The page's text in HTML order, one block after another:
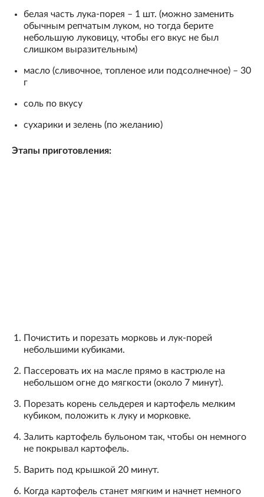
белая часть лука-порея – 1 шт. (можно заменить
обычным репчатым луком, но тогда берите
небольшую луковицу, чтобы его вкус не был
слишком выразительным)
масло (сливочное, топленое или подсолнечное) – 30
г
соль по вкусу
сухарики и зелень (по желанию)
Этапы приготовления:
Почистить и порезать морковь и лук-порей
небольшими кубиками.
Пассеровать их на масле прямо в кастрюле на
небольшом огне до мягкости (около 7 минут).
Порезать корень сельдерея и картофель мелким
кубиком, положить к луку и морковке.
Залить картофель бульоном так, чтобы он немного
не покрывал картофель.
Варить под крышкой 20 минут.
Когда картофель станет мягким и начнет немного